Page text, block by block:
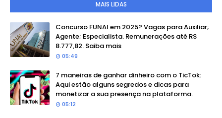
MAIS LIDAS
Concurso FUNAI em 2025? Vagas para Auxiliar;
Agente; Especialista. Remunerações até R$
8.777,82. Saiba mais
05:49
7 maneiras de ganhar dinheiro com o TicTok:
Aqui estão alguns segredos e dicas para
monetizar a sua presença na plataforma.
05:12